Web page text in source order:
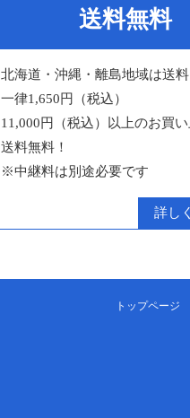
送料無料
北海道・沖縄・離島地域は送料
一律1,650円（税込）
11,000円（税込）以上のお買
送料無料！
※中継料は別途必要です
詳し
トップページ